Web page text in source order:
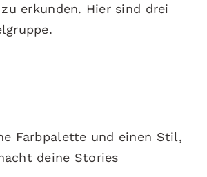
erkunden. Hier sind drei
Farbpalette und einen Stil,
deine Stories